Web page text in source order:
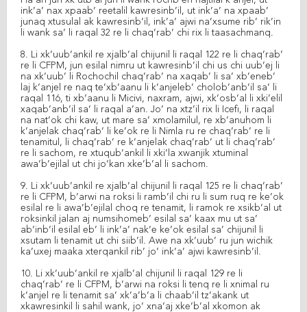
ink’a’ nax xpaab’ reetalil kawresinb’il, ut ink’a’ na xpaab’
junaq xtusulal ak kawresinb’il, ink’a’ ajwi na’xsume rib’ rik’in
li wank sa’ li raqal 32 re li chaq’rab’ chi rix li taasachmanq.
8. Li xk’uub’ankil re xjalb’al chijunil li raqal 122 re li chaq’rab’
re li CFPM, jun esilal nimru ut kawresinb’il chi us chi uub’ej li
na xk’uub’ li Rochochil chaq’rab’ na xaqab’ li sa’ xb’eneb’
laj k’anjel re naq te’xb’aanu li k’anjeleb’ cholob’anb’il sa’ li
raqal 116, ti xb’aanu li Micivi, naxram, ajwi, xk’osb’al li xki’elil
xaqab’anb’il sa’ li raqal a’an. Jo’ na xtz’il rix li Icefi, li raqal
na nat’ok chi kaw, ut mare sa’ xmolamilul, re xb’anuhom li
k’anjelak chaq’rab’ li ke’ok re li Nimla ru re chaq’rab’ re li
tenamitul, li chaq’rab’ re k’anjelak chaq’rab’ ut li chaq’rab’
re li sachom, re xtuqub’ankil li xki’la xwanjik xtuminal
awa’b’ejilal ut chi jo’kan xke’b’al li sachom.
9. Li xk’uub’ankil re xjalb’al chijunil li raqal 125 re li chaq’rab’
re li CFPM, b’arwi na roksi li ramb’il chi ru li sum ruq re ke’ok
esilal re li awa’b’ejilal choq re tenamit, li ramok re xsikb’al ut
roksinkil jalan aj numsihomeb’ esilal sa’ kaax mu ut sa’
ab’inb’il esilal eb’ li ink’a’ nak’e ke’ok esilal sa’ chijunil li
xsutam li tenamit ut chi siib’il. Awe na xk’uub’ ru jun wichik
ka’uxej maaka xterqankil rib’ jo’ ink’a’ ajwi kawresinb’il.
10. Li xk’uub’ankil re xjalb’al chijunil li raqal 129 re li
chaq’rab’ re li CFPM, b’arwi na roksi li tenq re li xnimal ru
k’anjel re li tenamit sa’ xk’a’b’a li chaab’il tz’akank ut
xkawresinkil li sahil wank, jo’ xna’aj xke’b’al xkomon ak